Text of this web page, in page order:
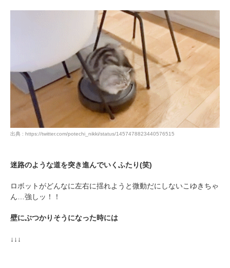
出典 : https://twitter.com/potechi_nikki/status/1457478823440576515
迷路のような道を突き進んでいくふたり(笑)
ロボットがどんなに左右に揺れようと微動だにしないこゆきちゃ
ん…強しッ！！
壁にぶつかりそうになった時には
↓↓↓